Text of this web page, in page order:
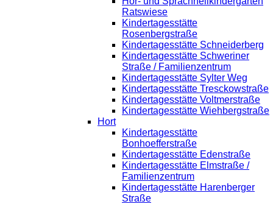
Ratswiese
Kindertagesstätte
Rosenbergstraße
Kindertagesstätte Schneiderberg
Kindertagesstätte Schweriner
Straße / Familienzentrum
Kindertagesstätte Sylter Weg
Kindertagesstätte Tresckowstraße
Kindertagesstätte Voltmerstraße
Kindertagesstätte Wiehbergstraße
Hort
Kindertagesstätte
Bonhoefferstraße
Kindertagesstätte Edenstraße
Kindertagesstätte Elmstraße /
Familienzentrum
Kindertagesstätte Harenberger
Straße